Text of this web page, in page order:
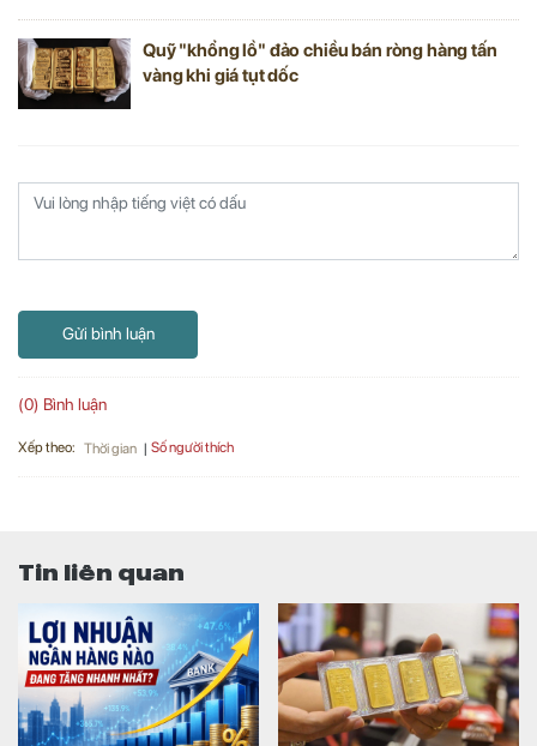
Quỹ "khổng lồ" đảo chiều bán ròng hàng tấn
vàng khi giá tụt dốc
Gửi bình luận
(0) Bình luận
Xếp theo: Thời gian Số người thích
Tin liên quan